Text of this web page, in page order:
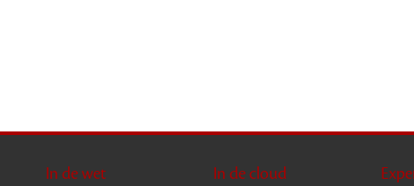
In de wet
In de cloud